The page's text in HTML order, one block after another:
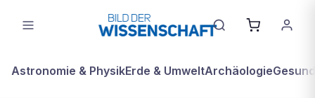
Astronomie & PhysikErde & UmweltArchäologie